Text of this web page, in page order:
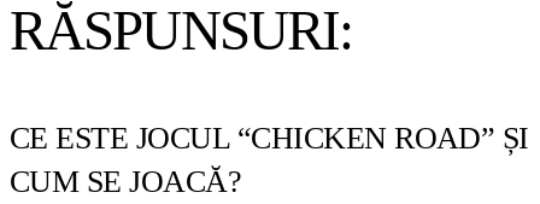
RĂSPUNSURI:
CE ESTE JOCUL “CHICKEN ROAD” ȘI
CUM SE JOACĂ?